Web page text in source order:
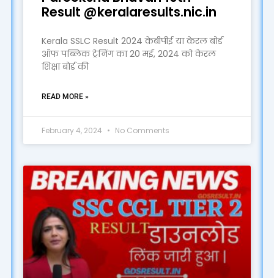
Result @keralaresults.nic.in
Kerala SSLC Result 2024 केबीपीई या केरल बोर्ड
ऑफ पब्लिक ट्रेनिंग का 20 मई, 2024 को केरल
शिक्षा बोर्ड की
READ MORE »
February 4, 2024 No Comments